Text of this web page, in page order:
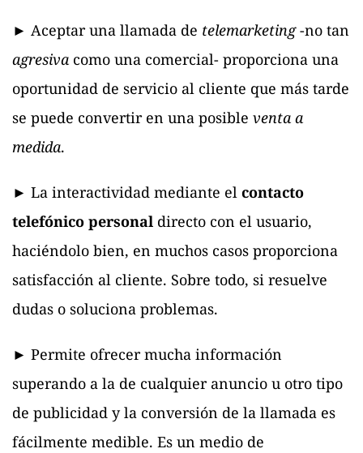
► Aceptar una llamada de telemarketing-no tan
agresiva como una comercial- proporciona una
oportunidad de servicio al cliente que más tarde
se puede convertir en una posible venta a
medida.
► La interactividad mediante el contacto
telefónico personal directo con el usuario,
haciéndolo bien, en muchos casos proporciona
satisfacción al cliente. Sobre todo, si resuelve
dudas o soluciona problemas.
► Permite ofrecer mucha información
superando a la de cualquier anuncio u otro tipo
de publicidad y la conversión de la llamada es
fácilmente medible. Es un medio de